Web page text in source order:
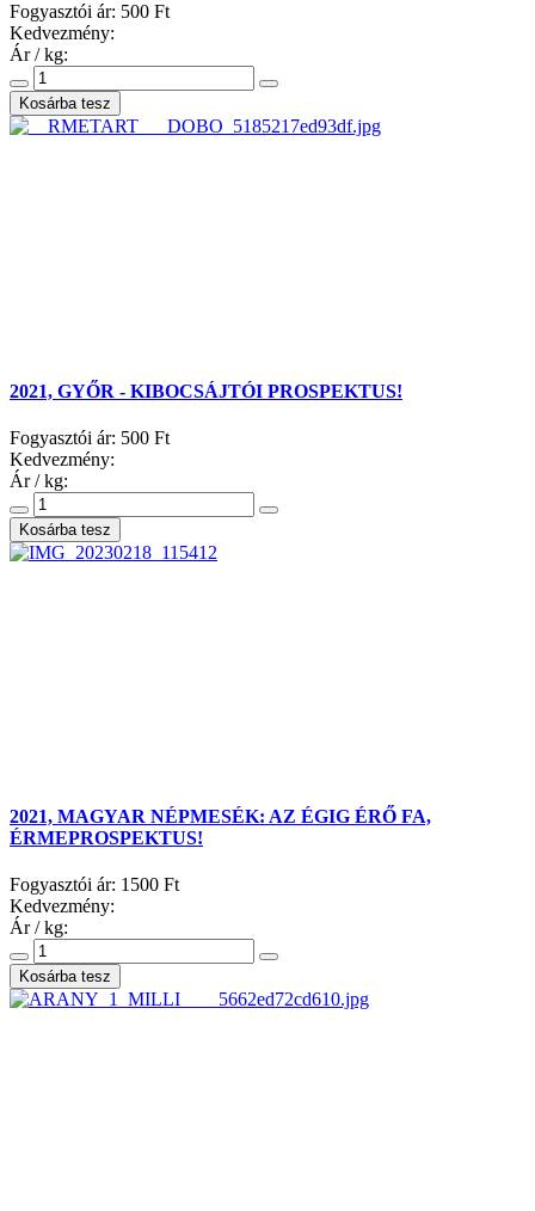
Fogyasztói ár: 500 Ft
Kedvezmény:
Ár / kg:
2021, GYŐR - KIBOCSÁJTÓI PROSPEKTUS!
Fogyasztói ár: 500 Ft
Kedvezmény:
Ár / kg:
2021, MAGYAR NÉPMESÉK: AZ ÉGIG ÉRŐ FA,
ÉRMEPROSPEKTUS!
Fogyasztói ár: 1500 Ft
Kedvezmény:
Ár / kg: